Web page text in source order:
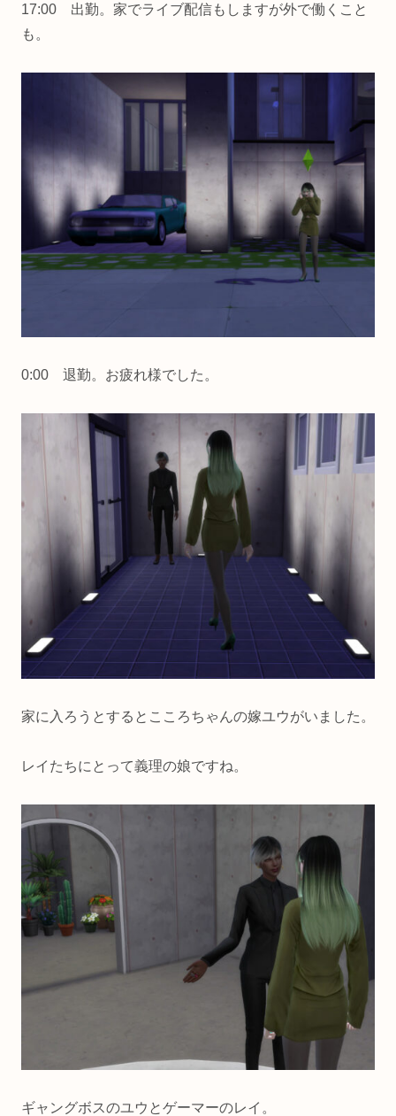
17:00 出勤。家でライブ配信もしますが外で働くこと
も。
0:00 退勤。お疲れ様でした。
家に入ろうとするとこころちゃんの嫁ユウがいました。
レイたちにとって義理の娘ですね。
ギャングボスのユウとゲーマーのレイ。